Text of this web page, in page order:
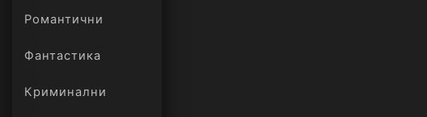
Романтични
Фантастика
Криминални